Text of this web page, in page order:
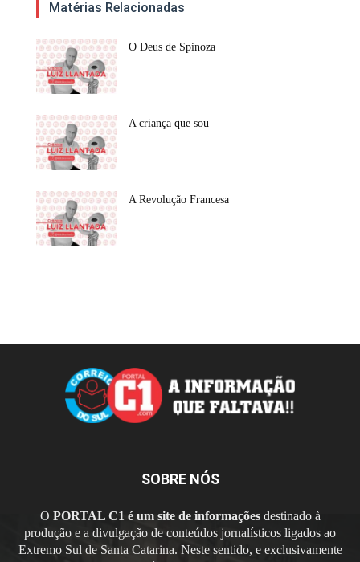
Matérias Relacionadas
O Deus de Spinoza
A criança que sou
A Revolução Francesa
SOBRE NÓS
O PORTAL C1 é um site de informaçõesdestinado à
produção e a divulgação de conteúdos jornalísticos ligados ao
Extremo Sul de Santa Catarina. Neste sentido, e exclusivamente